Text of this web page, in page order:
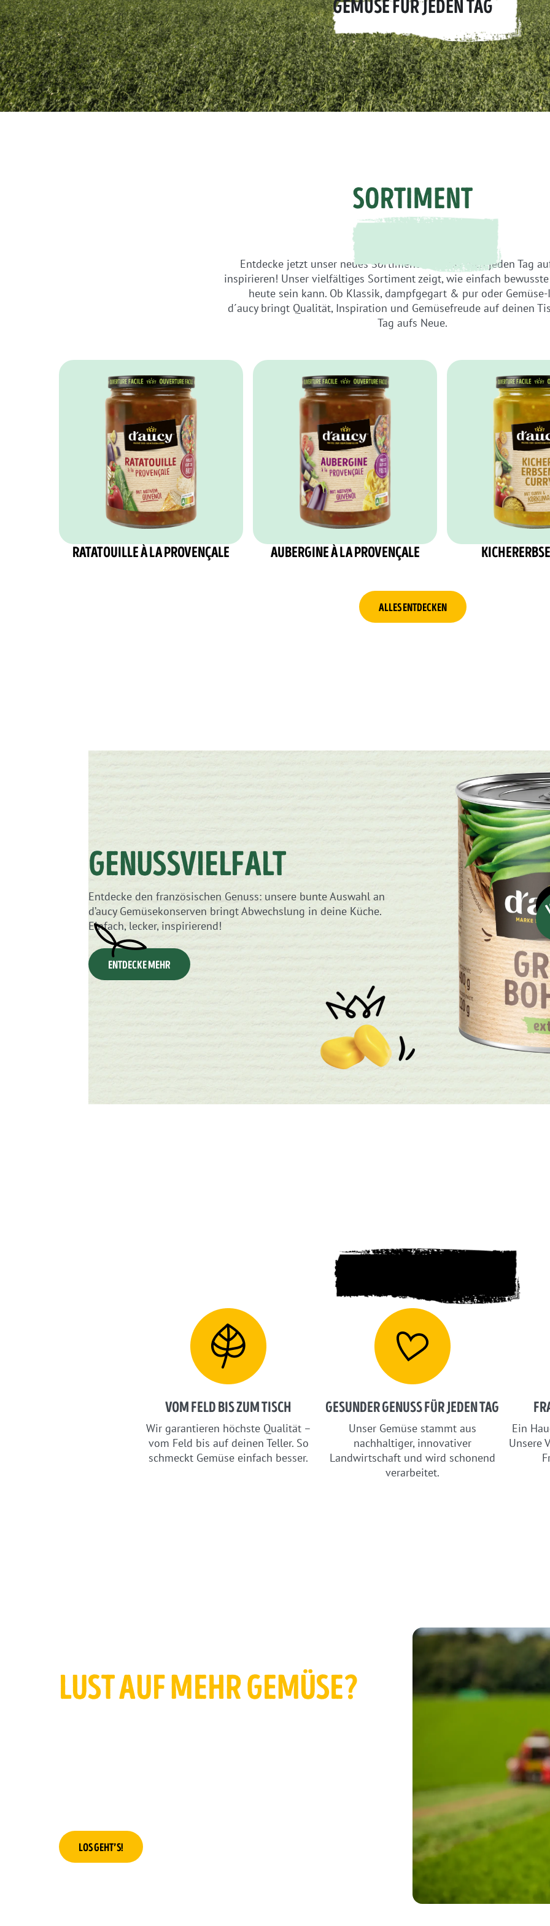
GEMÜSE FÜR JEDEN TAG
SORTIMENT
Entdecke jetzt unser neues Sortiment und lass dich jeden Tag
inspirieren! Unser vielfältiges Sortiment zeigt, wie einfach
heute sein kann. Ob Klassik, dampfgegart & pur oder Gemüse-
d´aucy bringt Qualität, Inspiration und Gemüsefreude auf deinen
Tag aufs Neue.
RATATOUILLE À LA PROVENÇALE AUBERGINE À LA PROVENÇALE
ALLES ENTDECKEN
GENUSSVIELFALT
Entdecke den französischen Genuss: unsere bunte Auswahl an
d’aucy Gemüsekonserven bringt Abwechslung in deine Küche.
Einfach, lecker, inspirierend!
ENTDECKE MEHR
VOM FELD BIS ZUM TISCH
Wir garantieren höchste Qualität –
vom Feld bis auf deinen Teller. So
schmeckt Gemüse einfach besser.
GESUNDER GENUSS FÜR JEDEN TAG
Unser Gemüse stammt aus
nachhaltiger, innovativer
Landwirtschaft und wird schonend
verarbeitet.
Ein
Unsere
LUST AUF MEHR GEMÜSE?
LOS GEHT’S!